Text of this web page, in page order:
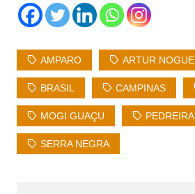
AMPARO ARTUR
BRASIL CAMPINAS
MOGI GUAÇU PEDREIRA
SERRA NEGRA